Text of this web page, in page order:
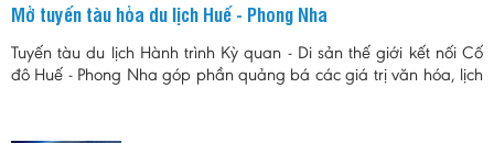
Mở tuyến tàu hỏa du lịch Huế - Phong Nha
Tuyến tàu du lịch Hành trình Kỳ quan - Di sản thế giới kết nối Cố
đô Huế - Phong Nha góp phần quảng bá các giá trị văn hóa, lịch